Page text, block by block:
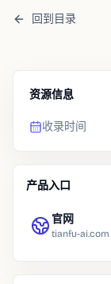
回到目录
资源信息
收录时间
产品入口
官网
tianfu-ai.com